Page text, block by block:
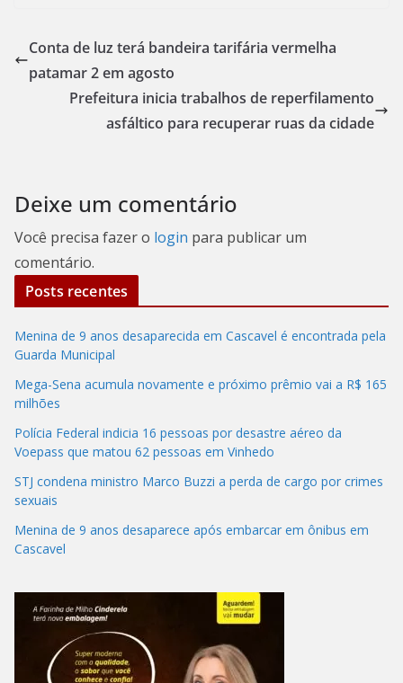
Conta de luz terá bandeira tarifária vermelha
patamar 2 em agosto
Prefeitura inicia trabalhos de reperfilamento
asfáltico para recuperar ruas da cidade
Deixe um comentário
Você precisa fazer o login para publicar um
comentário.
Posts recentes
Menina de 9 anos desaparecida em Cascavel é encontrada pela
Guarda Municipal
Mega-Sena acumula novamente e próximo prêmio vai a R$ 165
milhões
Polícia Federal indicia 16 pessoas por desastre aéreo da
Voepass que matou 62 pessoas em Vinhedo
STJ condena ministro Marco Buzzi a perda de cargo por crimes
sexuais
Menina de 9 anos desaparece após embarcar em ônibus em
Cascavel